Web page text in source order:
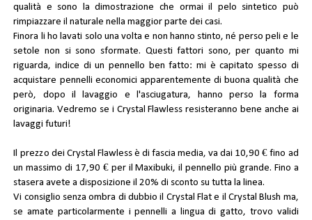
qualità e sono la dimostrazione che ormai il pelo sintetico può
rimpiazzare il naturale nella maggior parte dei casi.
Finora li ho lavati solo una volta e non hanno stinto, né perso peli e le
setole non si sono sformate. Questi fattori sono, per quanto mi
riguarda, indice di un pennello ben fatto: mi è capitato spesso di
acquistare pennelli economici apparentemente di buona qualità che
però, dopo il lavaggio e l'asciugatura, hanno perso la forma
originaria. Vedremo se i Crystal Flawless resisteranno bene anche ai
lavaggi futuri!
Il prezzo dei Crystal Flawless è di fascia media, va dai 10,90 € fino ad
un massimo di 17,90 € per il Maxibuki, il pennello più grande. Fino a
stasera avete a disposizione il 20% di sconto su tutta la linea.
Vi consiglio senza ombra di dubbio il Crystal Flat e il Crystal Blush ma,
se amate particolarmente i pennelli a lingua di gatto, trovo validi